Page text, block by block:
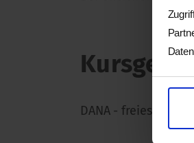
DANA - freies